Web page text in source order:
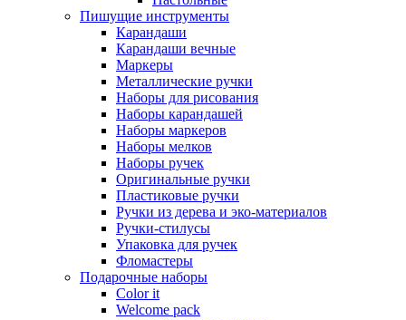
Пишущие инструменты
Карандаши
Карандаши вечные
Маркеры
Металлические ручки
Наборы для рисования
Наборы карандашей
Наборы маркеров
Наборы мелков
Наборы ручек
Оригинальные ручки
Пластиковые ручки
Ручки из дерева и эко-материалов
Ручки-стилусы
Упаковка для ручек
Фломастеры
Подарочные наборы
Color it
Welcome pack